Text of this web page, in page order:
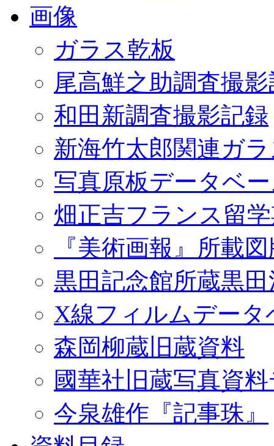
画像
ガラス乾板
尾高鮮之助調査撮
和田新調査撮影記録
新海竹太郎関連ガ
写真原板データベ
畑正吉フランス留
『美術画報』所載
黒田記念館所蔵黒
X線フィルムデータ
森岡柳蔵旧蔵資料
國華社旧蔵写真資
今泉雄作『記事珠』